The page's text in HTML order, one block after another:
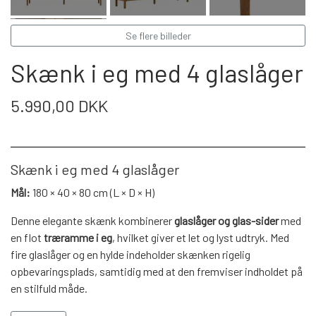
DAYBED/CHAISELONG
REOLER
REOL EDGE
REOL MISTRAL
VÆGPANELER
SPEJLE
BELYSNING
VÆGPANELER
BELYSNING
VÆGPANELER
VÆGPANELER
SPEJLE
SPEJLE
PARKERING
MONTERING & LEVERING
OM OS
Se flere billeder
Skænk i eg med 4 glaslåger
5.990,00 DKK
Skænk i eg med 4 glaslåger
Mål: 180 × 40 × 80 cm (L × D × H)
Denne elegante skænk kombinererglaslåger og glas-sidermed
en flot træramme i eg, hvilket giver et let og lyst udtryk. Med
fire glaslåger og en hylde indeholder skænken rigelig
opbevaringsplads, samtidig med at den fremviser indholdet på
en stilfuld måde.